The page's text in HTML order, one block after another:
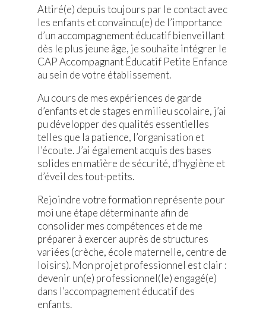
Attiré(e) depuis toujours par le contact avec
les enfants et convaincu(e) de l’importance
d’un accompagnement éducatif bienveillant
dès le plus jeune âge, je souhaite intégrer le
CAP Accompagnant Éducatif Petite Enfance
au sein de votre établissement.
Au cours de mes expériences de garde
d’enfants et de stages en milieu scolaire, j’ai
pu développer des qualités essentielles
telles que la patience, l’organisation et
l’écoute. J’ai également acquis des bases
solides en matière de sécurité, d’hygiène et
d’éveil des tout-petits.
Rejoindre votre formation représente pour
moi une étape déterminante afin de
consolider mes compétences et de me
préparer à exercer auprès de structures
variées (crèche, école maternelle, centre de
loisirs). Mon projet professionnel est clair :
devenir un(e) professionnel(le) engagé(e)
dans l’accompagnement éducatif des
enfants.